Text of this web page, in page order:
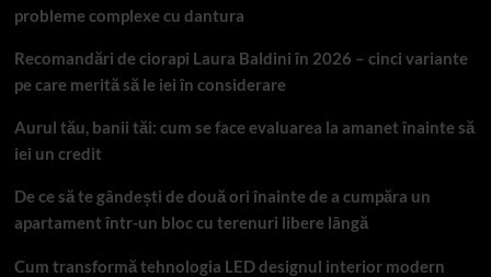
probleme complexe cu dantura
Recomandări de ciorapi Laura Baldini în 2026 – cinci variante
pe care merită să le iei în considerare
Aurul tău, banii tăi: cum se face evaluarea la amanet înainte să
iei un credit
De ce să te gândești de două ori înainte de a cumpăra un
apartament într-un bloc cu terenuri libere lângă
Cum transformă tehnologia LED designul interior modern